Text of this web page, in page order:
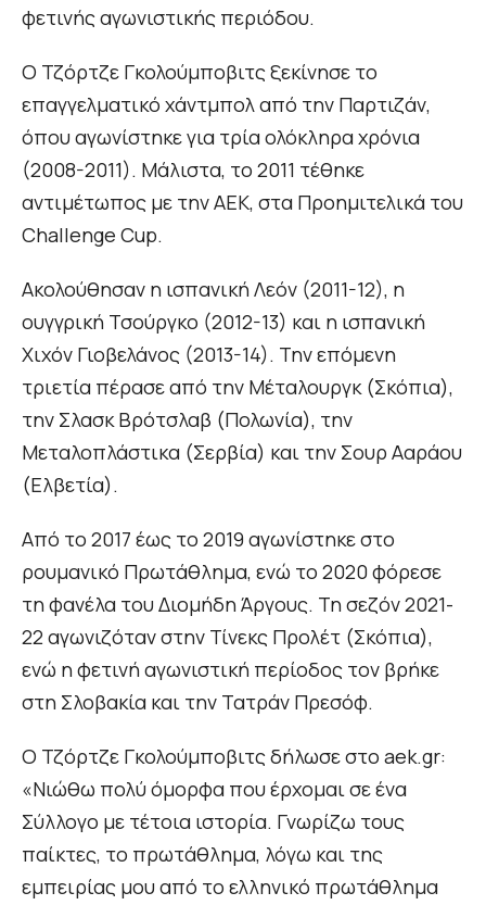
φετινής αγωνιστικής περιόδου.
Ο Τζόρτζε Γκολούμποβιτς ξεκίνησε το
επαγγελματικό χάντμπολ από την Παρτιζάν,
όπου αγωνίστηκε για τρία ολόκληρα χρόνια
(2008-2011). Μάλιστα, το 2011 τέθηκε
αντιμέτωπος με την ΑΕΚ, στα Προημιτελικά του
Challenge Cup.
Ακολούθησαν η ισπανική Λεόν (2011-12), η
ουγγρική Τσούργκο (2012-13) και η ισπανική
Χιχόν Γιοβελάνος (2013-14). Την επόμενη
τριετία πέρασε από την Μέταλουργκ (Σκόπια),
την Σλασκ Βρότσλαβ (Πολωνία), την
Μεταλοπλάστικα (Σερβία) και την Σουρ Ααράου
(Ελβετία).
Από το 2017 έως το 2019 αγωνίστηκε στο
ρουμανικό Πρωτάθλημα, ενώ το 2020 φόρεσε
τη φανέλα του Διομήδη Άργους. Τη σεζόν 2021-
22 αγωνιζόταν στην Τίνεκς Προλέτ (Σκόπια),
ενώ η φετινή αγωνιστική περίοδος τον βρήκε
στη Σλοβακία και την Τατράν Πρεσόφ.
Ο Τζόρτζε Γκολούμποβιτς δήλωσε στο aek.gr:
«Νιώθω πολύ όμορφα που έρχομαι σε ένα
Σύλλογο με τέτοια ιστορία. Γνωρίζω τους
παίκτες, το πρωτάθλημα, λόγω και της
εμπειρίας μου από το ελληνικό πρωτάθλημα